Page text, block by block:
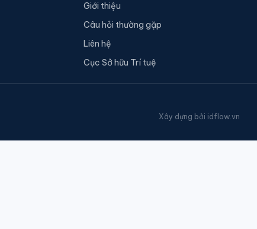
Giới thiệu
Câu hỏi thường gặp
Liên hệ
Cục Sở hữu Trí tuệ
Xây dựng bởi idflow.vn